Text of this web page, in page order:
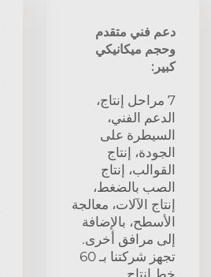
دعم فني متقدم
وحجم ميكانيكي
كبير:
7 مراحل إنتاج،
الدعم الفني،
السيطرة على
الجودة، إنتاج
القوالب، إنتاج
الصب بالضغط،
إنتاج الآلات، معالجة
الأسطح، بالإضافة
إلى مرافق أخرى.
تجهز شركتنا بـ 60
خط إنتاج